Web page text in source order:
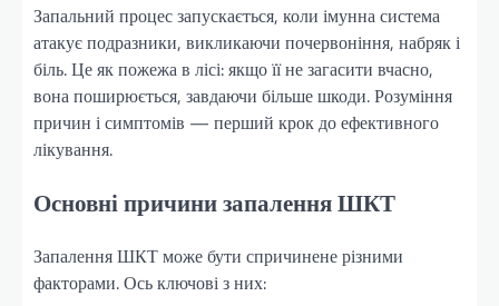
Запальний процес запускається, коли імунна система
атакує подразники, викликаючи почервоніння, набряк і
біль. Це як пожежа в лісі: якщо її не загасити вчасно,
вона поширюється, завдаючи більше шкоди. Розуміння
причин і симптомів — перший крок до ефективного
лікування.
Основні причини запалення ШКТ
Запалення ШКТ може бути спричинене різними
факторами. Ось ключові з них: